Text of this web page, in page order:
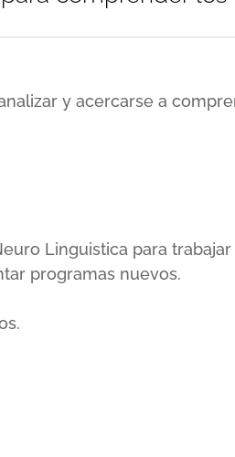
y acercarse a
Linguistica para trabajar
programas nuevos.